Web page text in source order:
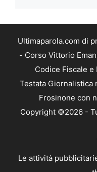
Ultimaparola.com di
- Corso Vittorio
Codice Fiscale e
Testata Giornalistica
Frosinone con
Copyright ©2026 -
Le attività